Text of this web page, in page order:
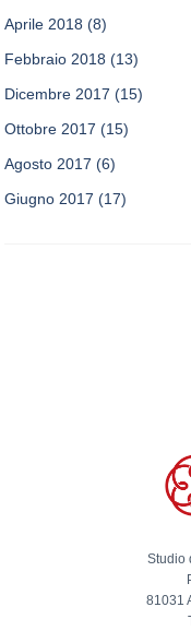
Aprile 2018 (8)
Febbraio 2018 (13)
Dicembre 2017 (15)
Ottobre 2017 (15)
Agosto 2017 (6)
Giugno 2017 (17)
Studio
81031